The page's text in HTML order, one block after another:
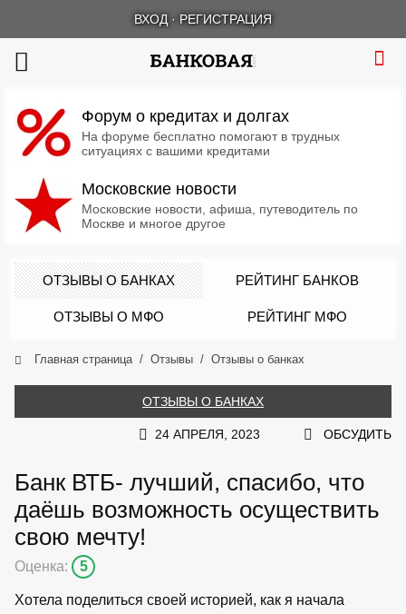
ВХОД · РЕГИСТРАЦИЯ
Форум о кредитах и долгах
На форуме бесплатно помогают в трудных
ситуациях с вашими кредитами
Московские новости
Московские новости, афиша, путеводитель по
Москве и многое другое
ОТЗЫВЫ О БАНКАХ РЕЙТИНГ БАНКОВ
ОТЗЫВЫ О МФО РЕЙТИНГ МФО
Главная страница Отзывы Отзывы о банках
ОТЗЫВЫ О БАНКАХ
24 АПРЕЛЯ, 2023 ОБСУДИТЬ
Банк ВТБ- лучший, спасибо, что
даёшь возможность осуществить
свою мечту!
Оценка: 5
Хотела поделиться своей историей, как я начала